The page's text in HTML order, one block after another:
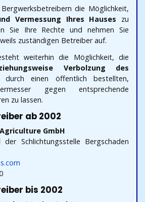
die Möglichkeit,
Vermessung Ihres Hauses zu
Sie Ihre Rechte und nehmen Sie
zuständigen Betreiber auf.
weiterhin die Möglichkeit, die
Verbolzung des
durch einen öffentlich bestellten,
gegen entsprechende
zu lassen.
ab 2002
GmbH
Schlichtungsstelle Bergschaden
bis 2002